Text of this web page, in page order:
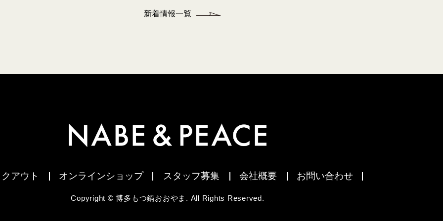
新着情報一覧
アウト オンラインショップ スタッフ募集 会社概要 お問い合わせ
Copyright © 博多もつ鍋おおやま. All Rights Reserved.